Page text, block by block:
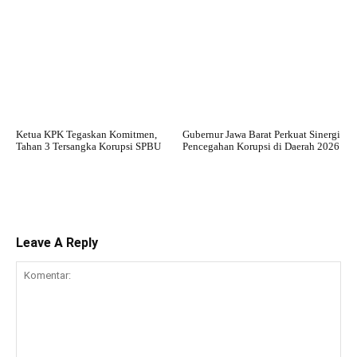
Ketua KPK Tegaskan Komitmen,
Tahan 3 Tersangka Korupsi SPBU
Gubernur Jawa Barat Perkuat Sinergi
Pencegahan Korupsi di Daerah 2026
Leave A Reply